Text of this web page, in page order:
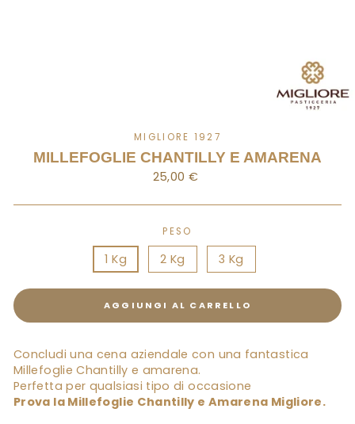
MIGLIORE 1927
MILLEFOGLIE CHANTILLY E AMARENA
Prezzo
25,00 €
PESO
1 Kg 2 Kg 3 Kg
AGGIUNGI AL CARRELLO
Concludi una cena aziendale con una fantastica
Millefoglie Chantilly e amarena.
Perfetta per qualsiasi tipo di occasione
Prova la Millefoglie Chantilly e Amarena Migliore.